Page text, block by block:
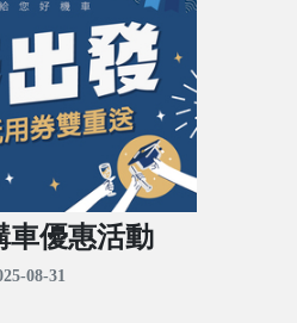
車優惠活動
08-31